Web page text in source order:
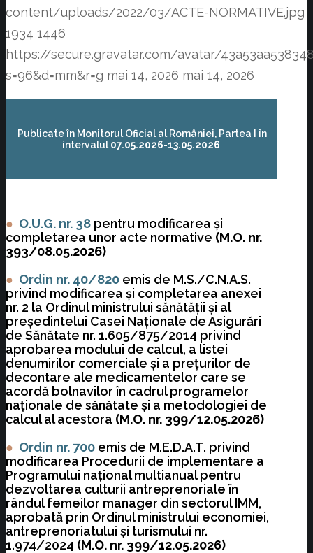
content/uploads/2022/03/ACTE-NORMATIVE.jpg
1934 1446
https://secure.gravatar.com/avatar/
s=96&d=mm&r=g mai 14, 2026 mai 14, 2026
Publicate în Monitorul Oficial al României, Partea I în
intervalul 07.05.2026-13.05.2026
● O.U.G. nr. 38 pentru modificarea și
completarea unor acte normative (M.O. nr.
393/08.05.2026)
● Ordin nr. 40/820 emis de M.S./C.N.A.S.
privind modificarea şi completarea anexei
nr. 2 la Ordinul ministrului sănătăţii şi al
preşedintelui Casei Naţionale de Asigurări
de Sănătate nr. 1.605/875/2014 privind
aprobarea modului de calcul, a listei
denumirilor comerciale şi a preţurilor de
decontare ale medicamentelor care se
acordă bolnavilor în cadrul programelor
naţionale de sănătate şi a metodologiei de
calcul al acestora (M.O. nr. 399/12.05.2026)
● Ordin nr. 700 emis de M.E.D.A.T. privind
modificarea Procedurii de implementare a
Programului naţional multianual pentru
dezvoltarea culturii antreprenoriale în
rândul femeilor manager din sectorul IMM,
aprobată prin Ordinul ministrului economiei,
antreprenoriatului şi turismului nr.
1.974/2024 (M.O. nr. 399/12.05.2026)